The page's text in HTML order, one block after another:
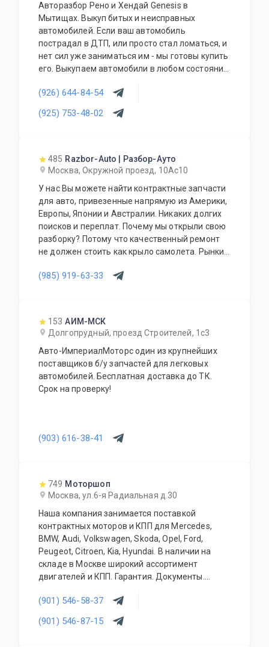
Авторазбор Рено и Хендай Genesis в
Мытищах. Выкуп битых и неисправных
автомобилей. Если ваш автомобиль
пострадал в ДТП, или просто стал ломаться, и
нет сил уже заниматься им - мы готовы купить
его. Выкупаем автомобили в любом состоянии.
по фото. Наши специалисты приедут, оформят
договор, вывезут автомобиль на эвакуаторе.
(926) 644-84-54
(925) 753-48-02
485 Razbor-Auto | Разбор-Ауто
Москва, Окружной проезд, 10Ас10
У нас Вы можете найти контрактные запчасти
для авто, привезенные напрямую из Америки,
Европы, Японии и Австралии. Никаких долгих
поисков и переплат. Почему мы открыли свою
разборку? Потому что качественный ремонт
не должен стоить как крыло самолета. Рынки
отличных доноров с живыми узлами. Мы
(985) 919-63-33
153 АИМ-МСК
Долгопрудный, проезд Строителей, 1с3
Авто-ИмпериалМоторс один из крупнейших
поставщиков б/у запчастей для легковых
автомобилей. Бесплатная доставка до ТК.
Срок на проверку!
(903) 616-38-41
749 Моторшоп
Москва, ул.6-я Радиальная д.30
Наша компания занимается поставкой
контрактных моторов и КПП для Mercedes,
BMW, Audi, Volkswagen, Skoda, Opel, Ford,
Peugeot, Citroen, Kia, Hyundai. В наличии на
складе в Москве широкий ассортимент
двигателей и КПП. Гарантия. Документы.
регионами. Контрактные запчасти (кузовные
элементы, трансмиссия, ходовая часть,
тормозная система, электрика, оптика,
(901) 546-58-37
(901) 546-87-15